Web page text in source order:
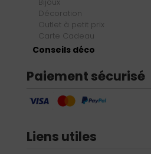
Décoration
Outlet à petit prix
Carte Cadeau
Conseils déco
Paiement sécurisé
Liens utiles